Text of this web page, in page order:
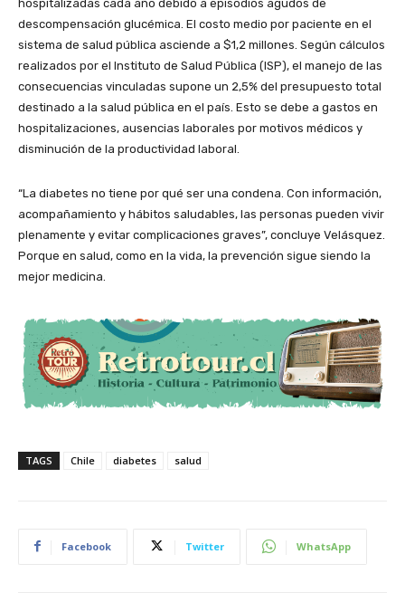
hospitalizadas cada año debido a episodios agudos de
descompensación glucémica. El costo medio por paciente en el
sistema de salud pública asciende a $1,2 millones. Según cálculos
realizados por el Instituto de Salud Pública (ISP), el manejo de las
consecuencias vinculadas supone un 2,5% del presupuesto total
destinado a la salud pública en el país. Esto se debe a gastos en
hospitalizaciones, ausencias laborales por motivos médicos y
disminución de la productividad laboral.
“La diabetes no tiene por qué ser una condena. Con información,
acompañamiento y hábitos saludables, las personas pueden vivir
plenamente y evitar complicaciones graves”, concluye Velásquez.
Porque en salud, como en la vida, la prevención sigue siendo la
mejor medicina.
TAGS Chile diabetes salud
Facebook Twitter WhatsApp